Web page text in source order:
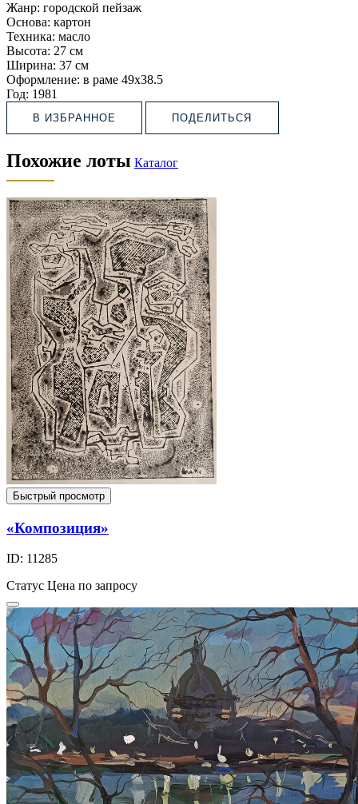
Жанр: городской пейзаж
Основа: картон
Техника: масло
Высота: 27 см
Ширина: 37 см
Оформление: в раме 49х38.5
Год: 1981
В ИЗБРАННОЕ ПОДЕЛИТЬСЯ
Похожие лоты Каталог
Быстрый просмотр
«Композиция»
ID: 11285
Статус Цена по запросу